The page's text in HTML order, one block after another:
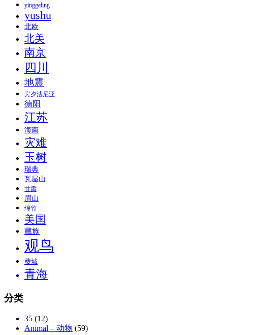
yinggeling
yushu
北欧
北美
南京
四川
地震
宾夕法尼亚
德阳
江苏
海南
灾难
玉树
瑞典
瓦屋山
甘肃
眉山
绵竹
美国
藏族
观鸟
费城
青海
分类
35 (12)
Animal – 动物 (59)